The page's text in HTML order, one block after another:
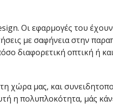
Οι εφαρμογές του
με σαφήνεια στην
διαφορετική οπτική ή
χώρα μας, και
η πολυπλοκότητα, μάς